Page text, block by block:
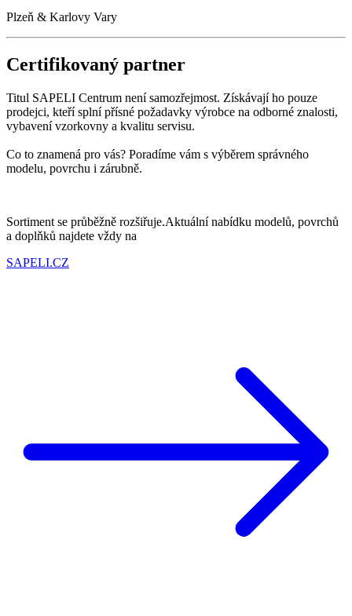
Plzeň & Karlovy Vary
Certifikovaný partner
Titul SAPELI Centrum není samozřejmost. Získávají ho pouze
prodejci, kteří splní přísné požadavky výrobce na odborné znalosti,
vybavení vzorkovny a kvalitu servisu.
Co to znamená pro vás? Poradíme vám s výběrem správného
modelu, povrchu i zárubně.
Sortiment se průběžně rozšiřuje.Aktuální nabídku modelů, povrchů
a doplňků najdete vždy na
SAPELI.CZ